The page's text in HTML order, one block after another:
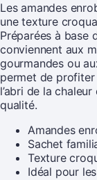
Les amandes
une texture
Préparées à base
conviennent aux
gourmandes ou
permet de profiter
l’abri de la
qualité.
Amandes
Sachet
Texture
Idéal pour